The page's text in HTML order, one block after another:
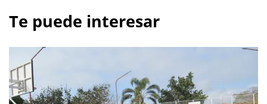
Te puede interesar